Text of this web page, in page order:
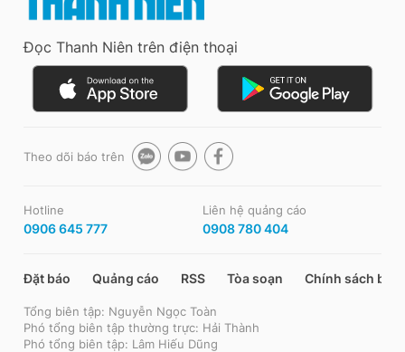
Đọc Thanh Niên trên điện thoại
Theo dõi báo trên
Hotline
0906 645 777
Liên hệ quảng cáo
0908 780 404
Đặt báo Quảng cáo RSS Tòa soạn Chính sách bảo
Tổng biên tập: Nguyễn Ngọc Toàn
Phó tổng biên tập thường trực: Hải Thành
Phó tổng biên tập: Lâm Hiếu Dũng